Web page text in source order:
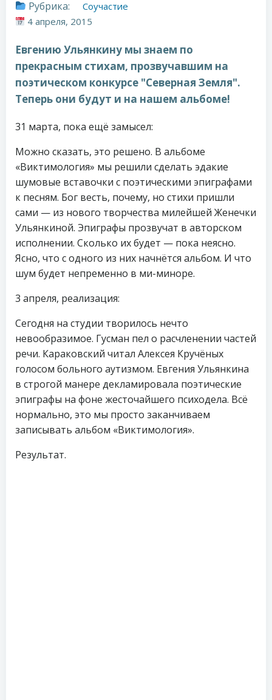
Рубрика:
Соучастие
4 апреля, 2015
Евгению Ульянкину мы знаем по
прекрасным стихам, прозвучавшим на
поэтическом конкурсе "Северная Земля".
Теперь они будут и на нашем альбоме!
31 марта, пока ещё замысел:
Можно сказать, это решено. В альбоме
«Виктимология» мы решили сделать эдакие
шумовые вставочки с поэтическими эпиграфами
к песням. Бог весть, почему, но стихи пришли
сами — из нового творчества милейшей Женечки
Ульянкиной. Эпиграфы прозвучат в авторском
исполнении. Сколько их будет — пока неясно.
Ясно, что с одного из них начнётся альбом. И что
шум будет непременно в ми-миноре.
3 апреля, реализация:
Сегодня на студии творилось нечто
невообразимое. Гусман пел о расчленении частей
речи. Караковский читал Алексея Кручёных
голосом больного аутизмом. Евгения Ульянкина
в строгой манере декламировала поэтические
эпиграфы на фоне жесточайшего психодела. Всё
нормально, это мы просто заканчиваем
записывать альбом «Виктимология».
Результат.